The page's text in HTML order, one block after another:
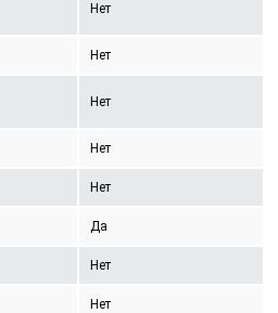
Нет
Нет
Нет
Нет
Нет
Да
Нет
Нет